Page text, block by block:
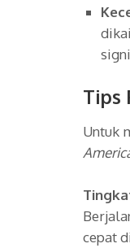
Tips
Untuk
cepat